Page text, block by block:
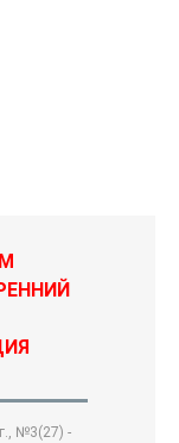
№3(27) -